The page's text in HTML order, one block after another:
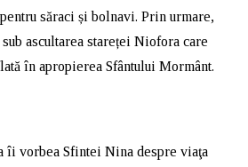
săraci și bolnavi. Prin urmare,
ascultarea stareței Niofora care
în apropierea Sfântului Mormânt.
îi vorbea Sfintei Nina despre viaţa